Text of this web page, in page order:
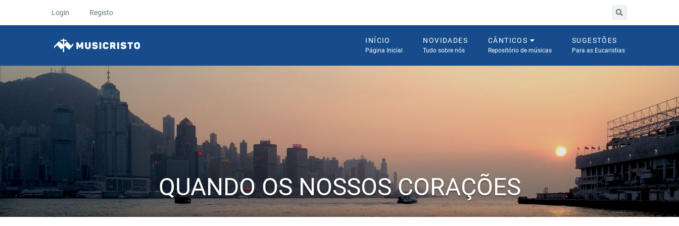
Login Registo
INÍCIO
Página Inicial
NOVIDADES
Tudo sobre nós
CÂNTICOS
Repositório de músicas
SUGESTÕES
Para as Eucaristias
QUANDO OS NOSSOS CORAÇÕES